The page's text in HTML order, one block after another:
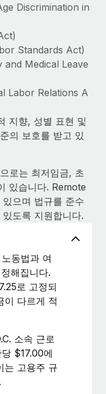
Xero와의 통합과
Plus
계 어디서든 업무에 가
지급하도록 돕는 것
시장에서 글로벌
느 때보다 중요해졌습
은 품질의...
Discrimination in
Standards Act)
and Medical Leave
Labor Relations A
지향, 성별 표현 및
의 보호를 받고 있
로는 최저임금, 초
있습니다. Remote
으며 법규를 준수
도록 지원합니다.
동법과 여
해집니다.
로 고정되
이 다르게 적
소속 근로
$17.00에
는 고용주 규